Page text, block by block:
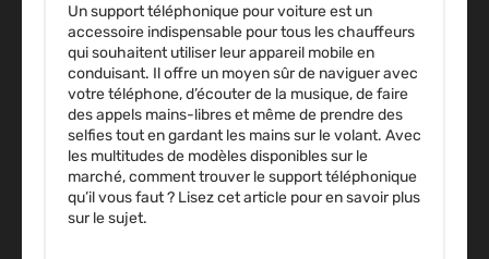
Un support téléphonique pour voiture est un
accessoire indispensable pour tous les chauffeurs
qui souhaitent utiliser leur appareil mobile en
conduisant. Il offre un moyen sûr de naviguer avec
votre téléphone, d’écouter de la musique, de faire
des appels mains-libres et même de prendre des
selfies tout en gardant les mains sur le volant. Avec
les multitudes de modèles disponibles sur le
marché, comment trouver le support téléphonique
qu’il vous faut ? Lisez cet article pour en savoir plus
sur le sujet.